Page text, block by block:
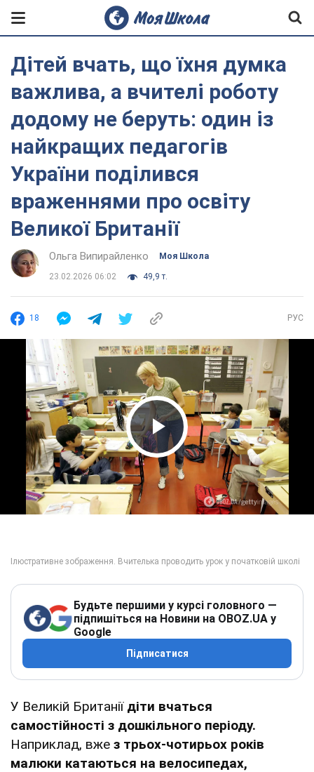
Дітей вчать, що їхня думка
важлива, а вчителі роботу
додому не беруть: один із
найкращих педагогів
України поділився
враженнями про освіту
Великої Британії
Ольга Випирайленко Моя Школа
23.02.2026 06:02 49,9 т.
18 РУС
Play Video
Будьте першими у курсі головного —
підпишіться на Новини на OBOZ.UA у
Google
Підписатися
У Великій Британії діти вчаться
самостійності з дошкільного періоду.
Наприклад, вже з трьох-чотирьох років
малюки катаються на велосипедах,